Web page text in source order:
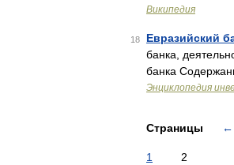
Википедия
18 Евразийский
банка,
банка
Энциклопедия
Страницы ←
1 2